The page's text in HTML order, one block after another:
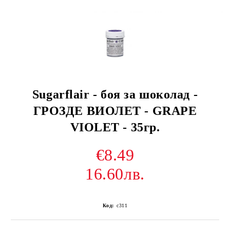
Sugarflair - боя за шоколад -
ГРОЗДЕ ВИОЛЕТ - GRAPE
VIOLET - 35гр.
€8.49
16.60лв.
Код: c311